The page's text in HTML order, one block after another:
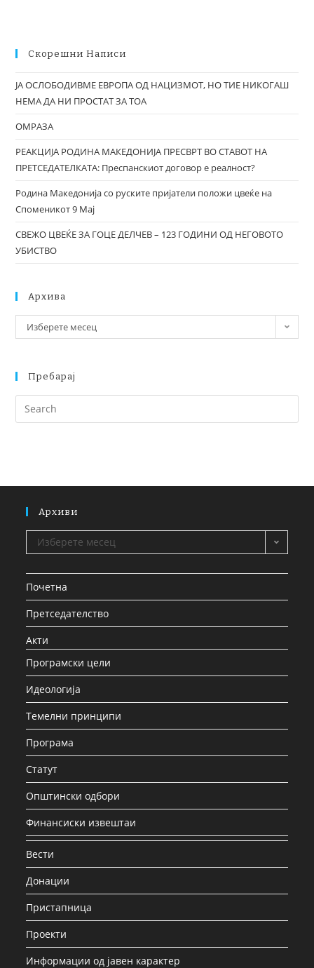
Скорешни Написи
ЈА ОСЛОБОДИВМЕ ЕВРОПА ОД НАЦИЗМОТ, НО ТИЕ НИКОГАШ
НЕМА ДА НИ ПРОСТАТ ЗА ТОА
ОМРАЗА
РЕАКЦИЈА РОДИНА МАКЕДОНИЈА ПРЕСВРТ ВО СТАВОТ НА
ПРЕТСЕДАТЕЛКАТА: Преспанскиот договор е реалност?
Родина Македонија со руските пријатели положи цвеќе на
Споменикот 9 Мај
СВЕЖО ЦВЕЌЕ ЗА ГОЦЕ ДЕЛЧЕВ – 123 ГОДИНИ ОД НЕГОВОТО
УБИСТВО
Архива
Изберете месец
Пребарај
Архиви
Изберете месец
Почетна
Претседателство
Акти
Програмски цели
Идеологија
Темелни принципи
Програма
Статут
Општински одбори
Финансиски извештаи
Вести
Донации
Пристапница
Проекти
Информации од јавен карактер